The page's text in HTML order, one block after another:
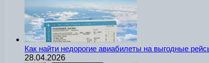
Как найти недорогие авиабилеты на выгодные
28.04.2026